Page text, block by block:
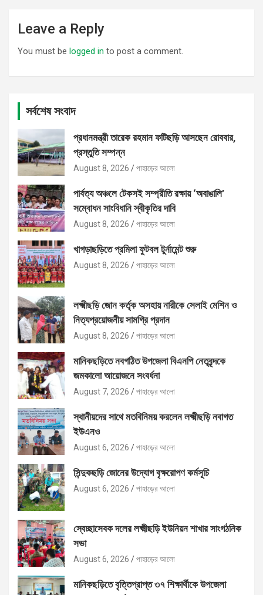
Leave a Reply
You must be logged in to post a comment.
সর্বশেষ সংবাদ
প্রধানমন্ত্রী তারেক রহমান ফটিছড়ি আসছেন রোববার,
প্রস্তুতি সম্পন্ন
August 8, 2026 পাহাড়ের আলো
পার্বত্য অঞ্চলে টেকসই সম্প্রীতি রক্ষায় ‘অবাঙালি’
সম্বোধন সাংবিধানি স্বীকৃতির দাবি
August 8, 2026 পাহাড়ের আলো
খাগড়াছড়িতে প্রমিলা ফুটবল টুর্নামেন্ট শুরু
August 8, 2026 পাহাড়ের আলো
লক্ষ্মীছড়ি জোন কর্তৃক অসহায় নারীকে সেলাই মেশিন ও
নিত্যপ্রয়োজনীয় সামগ্রি প্রদান
August 8, 2026 পাহাড়ের আলো
মানিকছড়িতে নবগঠিত উপজেলা বিএনপি নেতৃবৃন্দকে
জমকালো আয়োজনে সংবর্ধনা
August 7, 2026 পাহাড়ের আলো
স্থানীয়দের সাথে মতবিনিময় করলেন লক্ষ্মীছড়ি নবাগত
ইউএনও
August 6, 2026 পাহাড়ের আলো
সিন্দুকছড়ি জোনের উদ্যোগ বৃক্ষরোপণ কর্মসূচি
August 6, 2026 পাহাড়ের আলো
স্বেচ্ছাসেবক দলের লক্ষ্মীছড়ি ইউনিয়ন শাখার সাংগঠনিক
সভা
August 6, 2026 পাহাড়ের আলো
মানিকছড়িতে বৃত্তিপ্রাপ্ত ৩৭ শিক্ষার্থীকে উপজেলা